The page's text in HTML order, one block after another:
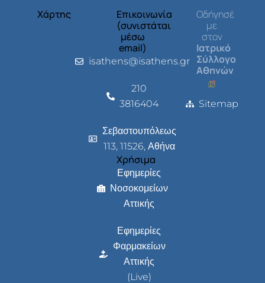
Χάρτης
Επικοινωνία
(συνιστάται
μέσω
email)
isathens@isathens.gr
210
3816404
Σεβαστουπόλεως
113, 11526, Αθήνα
Χρήσιμα
Εφημερίες
Νοσοκομείων
Αττικής
Εφημερίες
Φαρμακείων
Αττικής
(Live)
Οδήγησέ
με
στον
Ιατρικό
Σύλλογο
Αθηνών
Sitemap